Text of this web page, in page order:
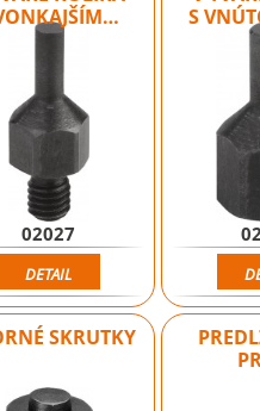
02027
DETAIL
S
SKRUTKY